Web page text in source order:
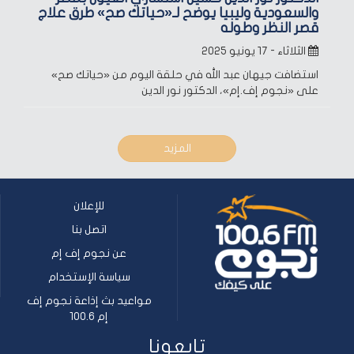
والسعودية وليبيا يوضح لـ«حياتك صح» طرق علاج
قصر النظر وطوله
الثلاثاء - ١٧ يونيو ٢٠٢٥
استضافت جيهان عبد الله في حلقة اليوم من «حياتك صح»
على «نجوم إف.إم»، الدكتور نور الدين
المزيد
للإعلان
اتصل بنا
عن نجوم إف إم
سياسة الإستخدام
مواعيد بث إذاعة نجوم إف
إم 100.6
تابعونا